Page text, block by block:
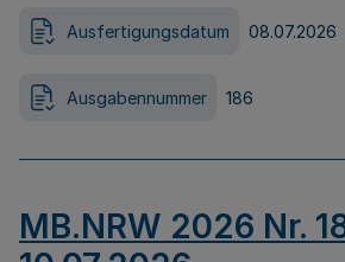
Ausfertigungsdatum 08.07.2026
Ausgabennummer 186
MB.NRW 2026 Nr.